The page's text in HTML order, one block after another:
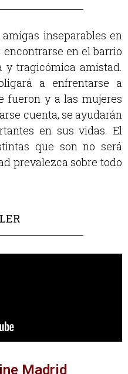
amigas inseparables en
en el barrio
tragicómica amistad.
a enfrentarse a
fueron y a las mujeres
cuenta, se ayudarán
en sus vidas. El
que son no será
prevalezca sobre todo
Madrid